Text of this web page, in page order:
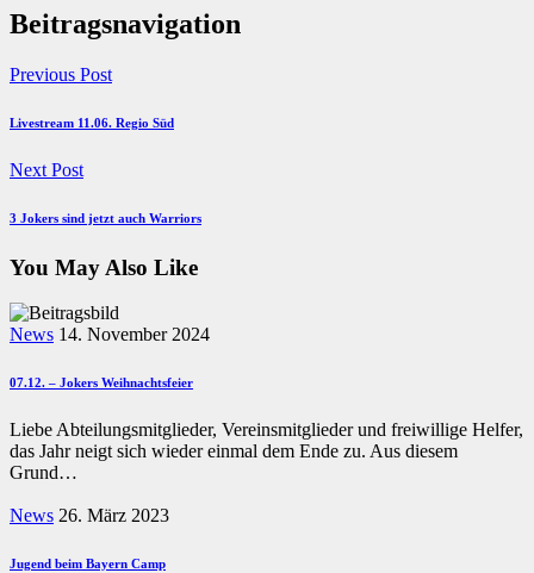
Beitragsnavigation
Previous Post
Livestream 11.06. Regio Süd
Next Post
3 Jokers sind jetzt auch Warriors
You May Also Like
News 14. November 2024
07.12. – Jokers Weihnachtsfeier
Liebe Abteilungsmitglieder, Vereinsmitglieder und freiwillige Helfer,
das Jahr neigt sich wieder einmal dem Ende zu. Aus diesem
Grund…
News 26. März 2023
Jugend beim Bayern Camp